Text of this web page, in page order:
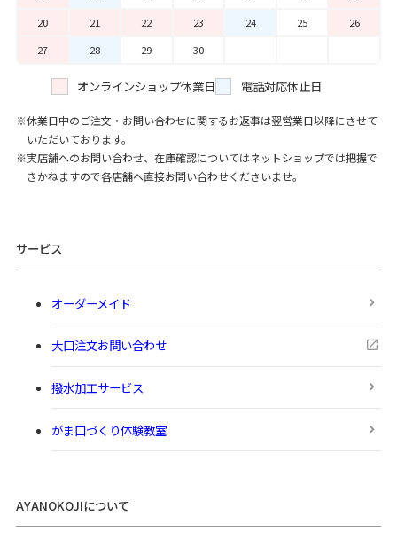
20
21 22 23 24 25
26
27
28 29 30
オンラインショップ休業日 電話対応休止日
休業日中のご注文・お問い合わせに関するお返事は翌営業日以降にさせて
いただいております。
実店舗へのお問い合わせ、在庫確認についてはネットショップでは把握で
きかねますので各店舗へ直接お問い合わせくださいませ。
サービス
オーダーメイド
大口注文お問い合わせ
撥水加工サービス
がま口づくり体験教室
AYANOKOJIについて